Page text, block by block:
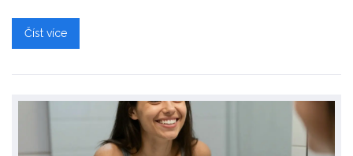
Číst více